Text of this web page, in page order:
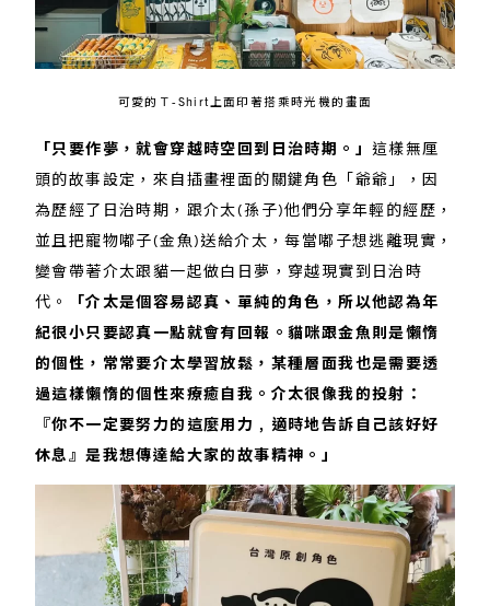
可愛的Ｔ-Shirt上面印著搭乘時光機的畫面
「只要作夢，就會穿越時空回到日治時期。」 這樣無厘
頭的故事設定，來自插畫裡面的關鍵角色「爺爺」，因
為歷經了日治時期，跟介太(孫子)他們分享年輕的經歷，
並且把寵物嘟子(金魚)送給介太，每當嘟子想逃離現實，
變會帶著介太跟貓一起做白日夢，穿越現實到日治時
代。
「介太是個容易認真、單純的角色，所以他認為年
紀很小只要認真一點就會有回報。貓咪跟金魚則是懶惰
的個性，常常要介太學習放鬆，某種層面我也是需要透
過這樣懶惰的個性來療癒自我。介太很像我的投射：
『你不一定要努力的這麼用力﹐適時地告訴自己該好好
休息』是我想傳達給大家的故事精神。」